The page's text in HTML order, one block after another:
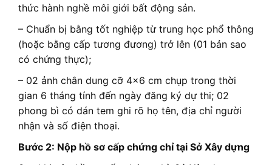
thức hành nghề môi giới bất động sản.
– Chuẩn bị bằng tốt nghiệp từ trung học phổ thông
(hoặc bằng cấp tương đương) trở lên (01 bản sao
có chứng thực);
– 02 ảnh chân dung cỡ 4×6 cm chụp trong thời
gian 6 tháng tính đến ngày đăng ký dự thi; 02
phong bì có dán tem ghi rõ họ tên, địa chỉ người
nhận và số điện thoại.
Bước 2: Nộp hồ sơ cấp chứng chỉ tại Sở Xây dựng